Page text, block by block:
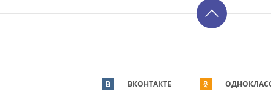
ВКОНТАКТЕ